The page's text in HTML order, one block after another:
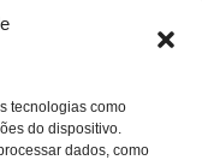
tecnologias como
do dispositivo.
dados, como